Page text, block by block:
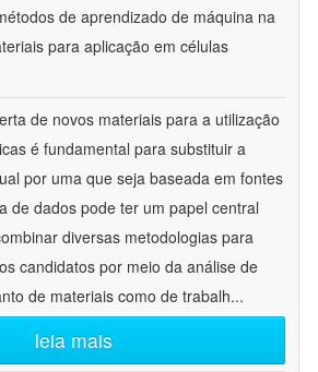
de aprendizado de máquina na
para aplicação em células
de novos materiais para a utilização
é fundamental para substituir a
por uma que seja baseada em fontes
de dados pode ter um papel central
diversas metodologias para
candidatos por meio da análise de
de materiais como de trabalh...
leia mais